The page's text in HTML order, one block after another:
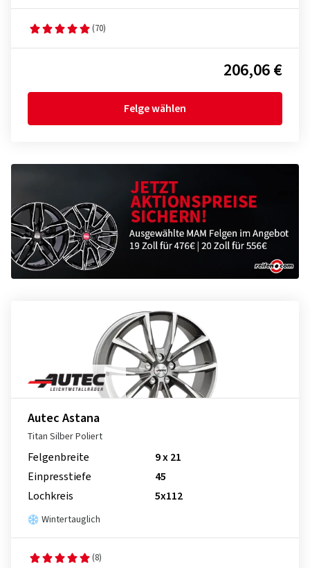
(70)
206,06 €
Felge wählen
Autec Astana
Titan Silber Poliert
Felgenbreite
9 x 21
Einpresstiefe
45
Lochkreis
5x112
Wintertauglich
(8)